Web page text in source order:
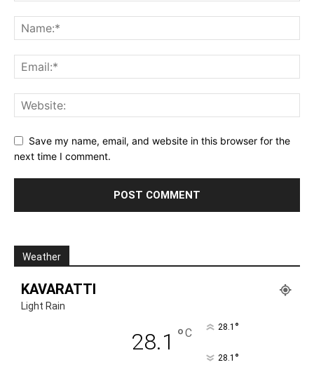
Save my name, email, and website in this browser for the
next time I comment.
Weather
KAVARATTI
Light Rain
28.1 °C 28.1 °
28.1 °